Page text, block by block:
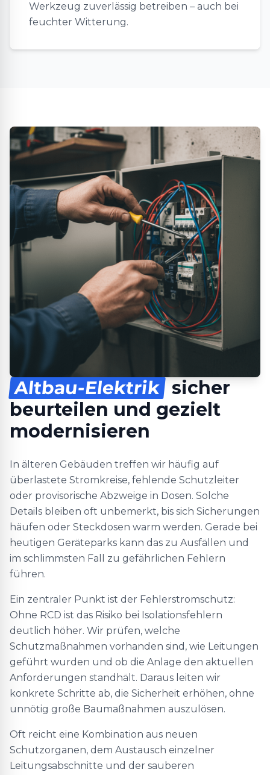
Werkzeug zuverlässig betreiben – auch bei
feuchter Witterung.
Altbau-Elektrik sicher
beurteilen und gezielt
modernisieren
In älteren Gebäuden treffen wir häufig auf
überlastete Stromkreise, fehlende Schutzleiter
oder provisorische Abzweige in Dosen. Solche
Details bleiben oft unbemerkt, bis sich Sicherungen
häufen oder Steckdosen warm werden. Gerade bei
heutigen Geräteparks kann das zu Ausfällen und
im schlimmsten Fall zu gefährlichen Fehlern
führen.
Ein zentraler Punkt ist der Fehlerstromschutz:
Ohne RCD ist das Risiko bei Isolationsfehlern
deutlich höher. Wir prüfen, welche
Schutzmaßnahmen vorhanden sind, wie Leitungen
geführt wurden und ob die Anlage den aktuellen
Anforderungen standhält. Daraus leiten wir
konkrete Schritte ab, die Sicherheit erhöhen, ohne
unnötig große Baumaßnahmen auszulösen.
Oft reicht eine Kombination aus neuen
Schutzorganen, dem Austausch einzelner
Leitungsabschnitte und der sauberen